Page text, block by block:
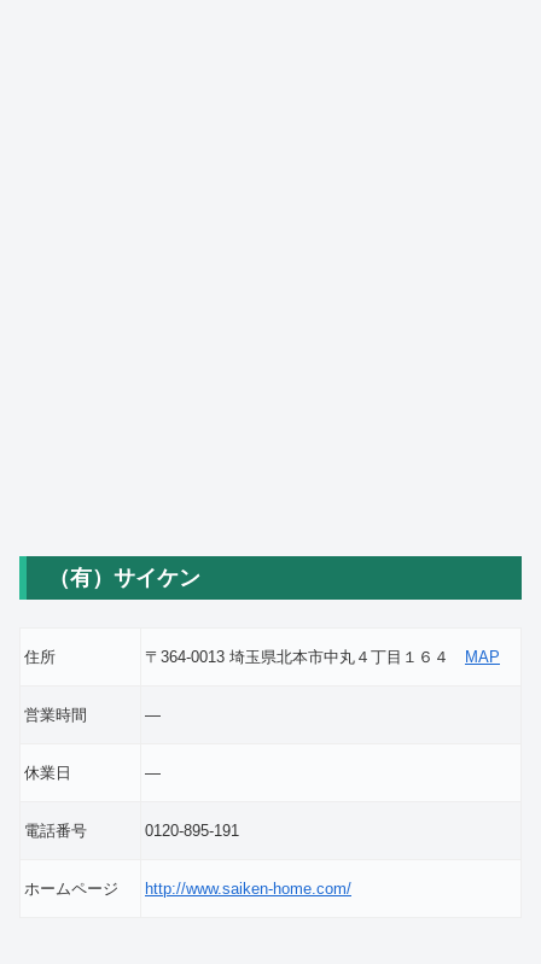
（有）サイケン
住所 〒364-0013 埼玉県北本市中丸４丁目１６４ MAP
営業時間 ―
休業日 ―
電話番号 0120-895-191
ホームページ http://www.saiken-home.com/